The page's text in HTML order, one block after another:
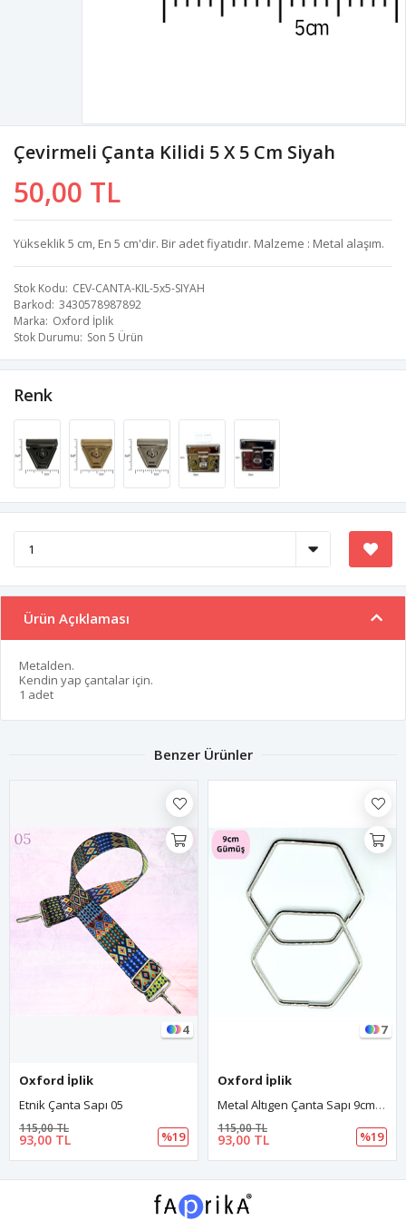
Çevirmeli Çanta Kilidi 5 X 5 Cm Siyah
50,00 TL
Yükseklik 5 cm, En 5 cm'dir. Bir adet fiyatıdır. Malzeme : Metal alaşım.
Stok Kodu CEV-CANTA-KIL-5x5-SIYAH
Barkod 3430578987892
Marka Oxford İplik
Stok Durumu Son 5 Ürün
Renk
Ürün Açıklaması
Metalden.
Kendin yap çantalar için.
1 adet
Benzer Ürünler
4
Oxford İplik
Etnik Çanta Sapı 05
93,00 TL
115,00 TL
%19
7
Oxford İplik
Metal Altıgen Çanta Sapı 9cm Gümüş
93,00 TL
115,00 TL
%19